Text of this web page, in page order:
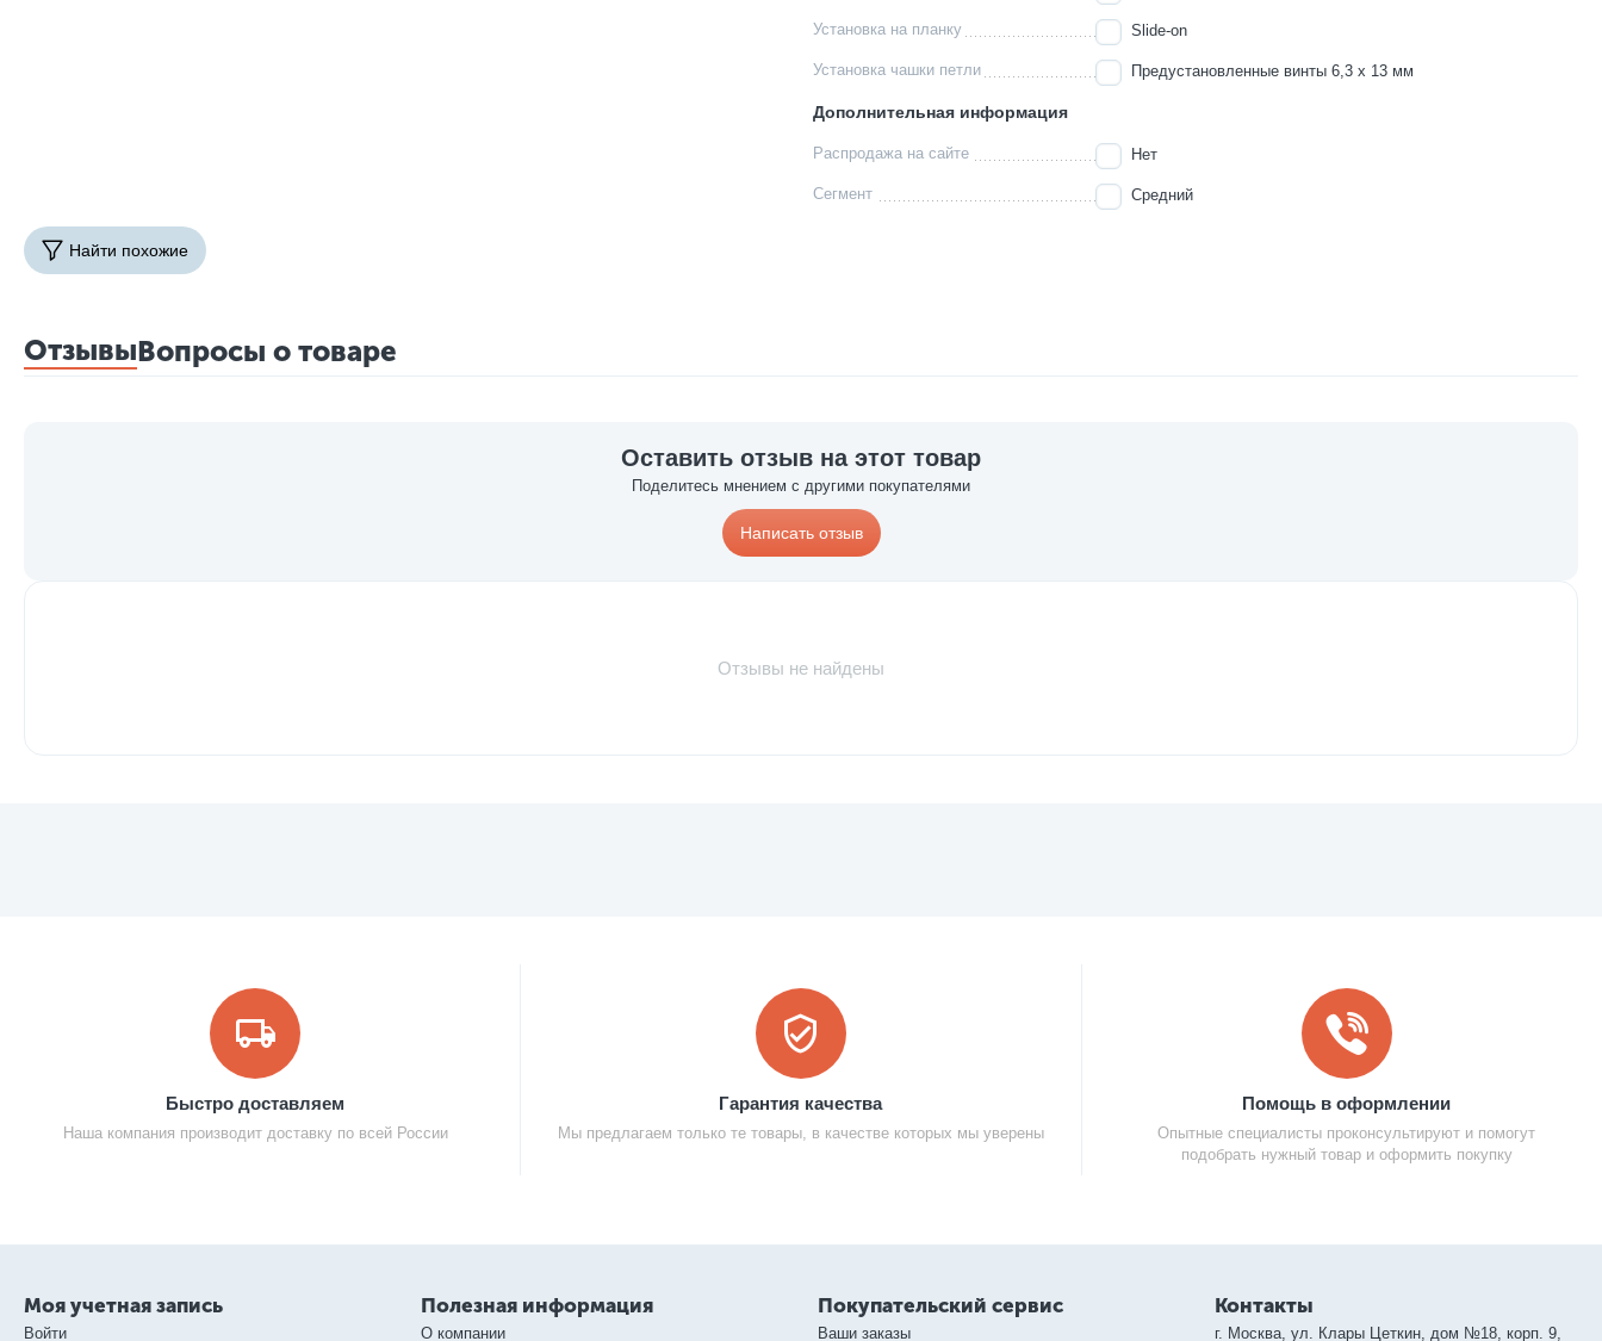
Установка на планку Slide-on
Установка чашки петли Предустановленные винты 6,3 х 13 мм
Дополнительная информация
Распродажа на сайте Нет
Сегмент Средний
Найти похожие
ОтзывыВопросы о товаре
Оставить отзыв на этот товар
Поделитесь мнением с другими покупателями
Написать отзыв
Отзывы не найдены
Быстро доставляем
Наша компания производит доставку по всей России
Гарантия качества
Мы предлагаем только те товары, в качестве которых мы уверены
Помощь в оформлении
Опытные специалисты проконсультируют и помогут
подобрать нужный товар и оформить покупку
Моя учетная запись
Войти
Полезная информация
О компании
Покупательский сервис
Ваши заказы
Контакты
г. Москва, ул. Клары Цеткин, дом №18, корп. 9,